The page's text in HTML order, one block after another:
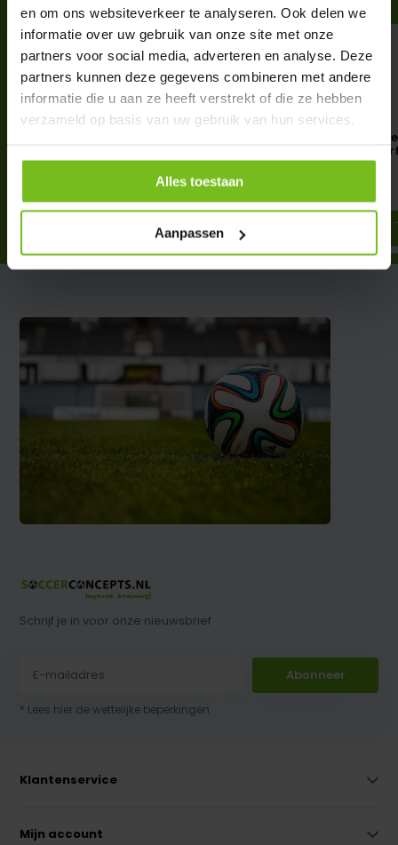
en om ons websiteverkeer te analyseren. Ook delen we
informatie over uw gebruik van onze site met onze
partners voor social media, adverteren en analyse. Deze
partners kunnen deze gegevens combineren met andere
informatie die u aan ze heeft verstrekt of die ze hebben
verzameld op basis van uw gebruik van hun services.
Alles toestaan
Aanpassen
Deliverytime
High Performance
Deliverytime
Schrijf je in voor onze nieuwsbrief
Abonneer
* Lees hier de wettelijke beperkingen
Klantenservice
Mijn account